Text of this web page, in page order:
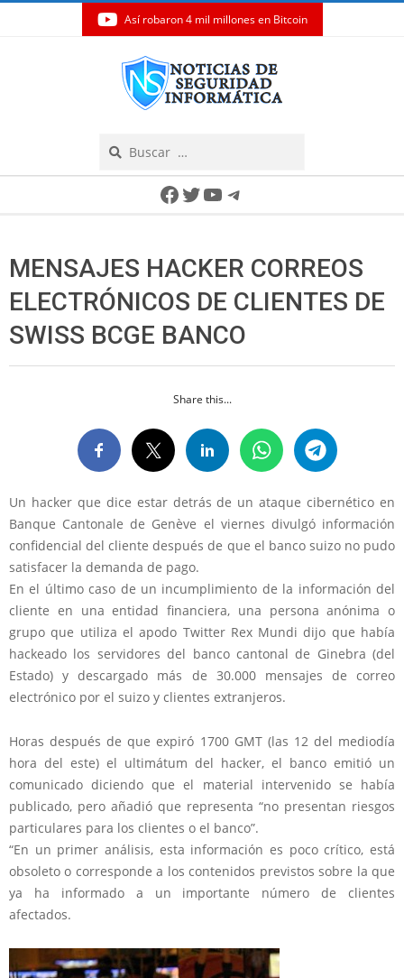
Así robaron 4 mil millones en Bitcoin
Facebook
Twitter
YouTube
Telegram
MENSAJES HACKER CORREOS
ELECTRÓNICOS DE CLIENTES DE
SWISS BCGE BANCO
Share this...
Un hacker que dice estar detrás de un ataque cibernético en
Banque Cantonale de Genève el viernes divulgó información
confidencial del cliente después de que el banco suizo no pudo
satisfacer la demanda de pago.
En el último caso de un incumplimiento de la información del
cliente en una entidad financiera, una persona anónima o
grupo que utiliza el apodo Twitter Rex Mundi dijo que había
hackeado los servidores del banco cantonal de Ginebra (del
Estado) y descargado más de 30.000 mensajes de correo
electrónico por el suizo y clientes extranjeros.
Horas después de que expiró 1700 GMT (las 12 del mediodía
hora del este) el ultimátum del hacker, el banco emitió un
comunicado diciendo que el material intervenido se había
publicado, pero añadió que representa “no presentan riesgos
particulares para los clientes o el banco”.
“En un primer análisis, esta información es poco crítico, está
obsoleto o corresponde a los contenidos previstos sobre la que
ya ha informado a un importante número de clientes
afectados.